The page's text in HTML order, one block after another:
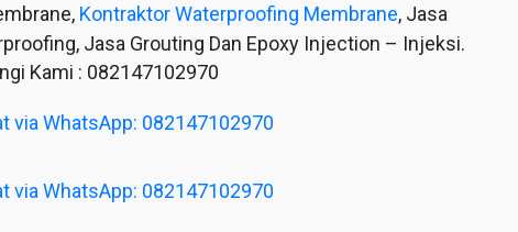
Kontraktor Waterproofing Membrane, Jasa
Jasa Grouting Dan Epoxy Injection – Injeksi.
Kami : 082147102970
via WhatsApp: 082147102970
via WhatsApp: 082147102970